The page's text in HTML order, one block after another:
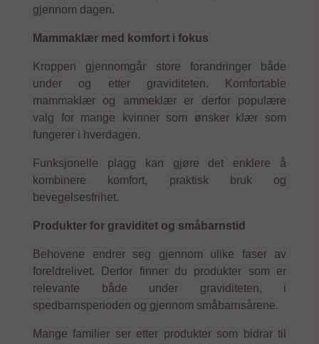
gjennom dagen.
Mammaklær med komfort i fokus
Kroppen gjennomgår store forandringer både
under og etter graviditeten. Komfortable
mammaklær og ammeklær er derfor populære
valg for mange kvinner som ønsker klær som
fungerer i hverdagen.
Funksjonelle plagg kan gjøre det enklere å
kombinere komfort, praktisk bruk og
bevegelsesfrihet.
Produkter for graviditet og småbarnstid
Behovene endrer seg gjennom ulike faser av
foreldrelivet. Derfor finner du produkter som er
relevante både under graviditeten, i
spedbarnsperioden og gjennom småbarnsårene.
Mange familier ser etter produkter som bidrar til